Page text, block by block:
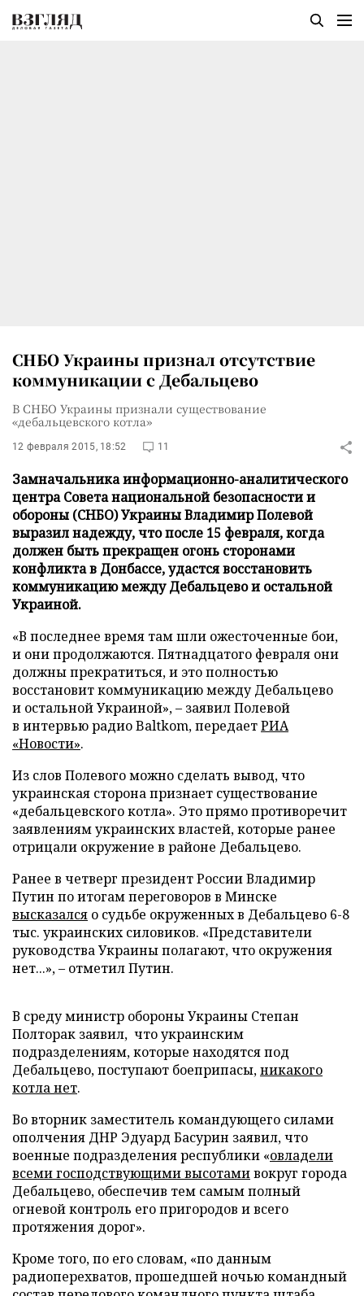
СНБО Украины признал отсутствие
коммуникации с Дебальцево
В СНБО Украины признали существование
«дебальцевского котла»
12 февраля 2015, 18:52 11
Замначальника информационно-аналитического
центра Совета национальной безопасности и
обороны (СНБО) Украины Владимир Полевой
выразил надежду, что после 15 февраля, когда
должен быть прекращен огонь сторонами
конфликта в Донбассе, удастся восстановить
коммуникацию между Дебальцево и остальной
Украиной.
«В последнее время там шли ожесточенные бои,
и они продолжаются. Пятнадцатого февраля они
должны прекратиться, и это полностью
восстановит коммуникацию между Дебальцево
и остальной Украиной», – заявил Полевой
в интервью радио Baltkom, передаетРИА
«Новости».
Из слов Полевого можно сделать вывод, что
украинская сторона признает существование
«дебальцевского котла». Это прямо противоречит
заявлениям украинских властей, которые ранее
отрицали окружение в районе Дебальцево.
Ранее в четверг президент России Владимир
Путин по итогам переговоров в Минске
высказался о судьбе окруженных в Дебальцево 6-8
тыс. украинских силовиков. «Представители
руководства Украины полагают, что окружения
нет...», – отметил Путин.
В среду министр обороны Украины Степан
Полторак заявил, что украинским
подразделениям, которые находятся под
Дебальцево, поступают боеприпасы,никакого
котла нет.
Во вторник заместитель командующего силами
ополчения ДНР Эдуард Басурин заявил, что
военные подразделения республики «овладели
всеми господствующими высотамивокруг города
Дебальцево, обеспечив тем самым полный
огневой контроль его пригородов и всего
протяжения дорог».
Кроме того, по его словам, «по данным
радиоперехватов, прошедшей ночью командный